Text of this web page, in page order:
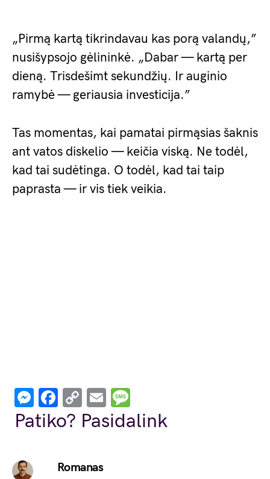
„Pirmą kartą tikrindavau kas porą valandų,”
nusišypsojo gėlininkė. „Dabar — kartą per
dieną. Trisdešimt sekundžių. Ir auginio
ramybė — geriausia investicija.”
Tas momentas, kai pamatai pirmąsias šaknis
ant vatos diskelio — keičia viską. Ne todėl,
kad tai sudėtinga. O todėl, kad tai taip
paprasta — ir vis tiek veikia.
Messenger
Facebook
Copy
Link
Email
Patiko? Pasidalink
Romanas